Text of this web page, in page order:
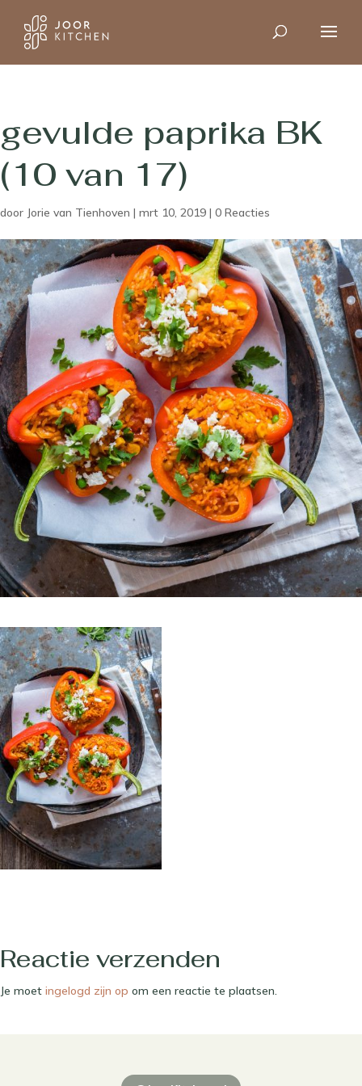
gevulde paprika BK
(10 van 17)
door Jorie van Tienhoven | mrt 10, 2019 | 0 Reacties
Reactie verzenden
Je moet ingelogd zijn op om een reactie te plaatsen.